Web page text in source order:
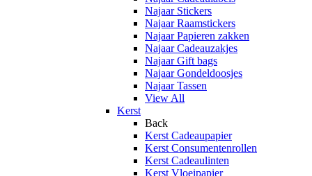
Najaar Stickers
Najaar Raamstickers
Najaar Papieren zakken
Najaar Cadeauzakjes
Najaar Gift bags
Najaar Gondeldoosjes
Najaar Tassen
View All
Kerst
Back
Kerst Cadeaupapier
Kerst Consumentenrollen
Kerst Cadeaulinten
Kerst Vloeipapier